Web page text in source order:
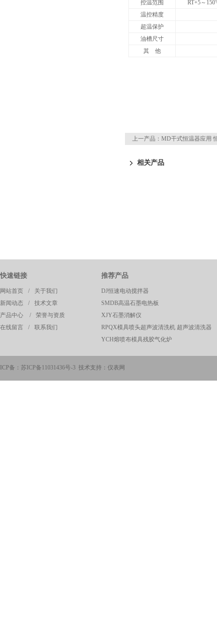
控温范围
RT+5～
温控精度
超温保护
油槽尺寸
其 他
上一产品： MD干式恒温器应用
相关产品
快速链接
网站首页 /
关于我们
新闻动态
/
技术文章
产品中心
/
荣誉与资质
在线留言
/ 联系我们
推荐产品
DJ恒速电动搅拌器
SMDB高温石墨电热板
XJY石墨消解仪
RPQX模具喷头超声波清洗机 超声波清洗器
YCH熔喷布模具残胶气化炉
ICP备： 苏ICP备11031436号-3 技术支持：仪表网